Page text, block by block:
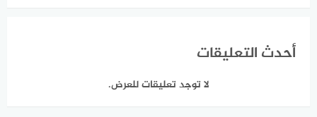
أحدث التعليقات
لا توجد تعليقات للعرض.